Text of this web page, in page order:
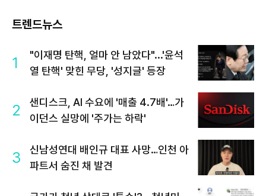
트렌드뉴스
1
"이재명 탄핵, 얼마 안 남았다"...'윤석
열 탄핵' 맞힌 무당, '성지글' 등장
2
샌디스크, AI 수요에 '매출 4.7배'…가
이던스 실망에 '주가는 하락'
3
신남성연대 배인규 대표 사망…인천 아
파트서 숨진 채 발견